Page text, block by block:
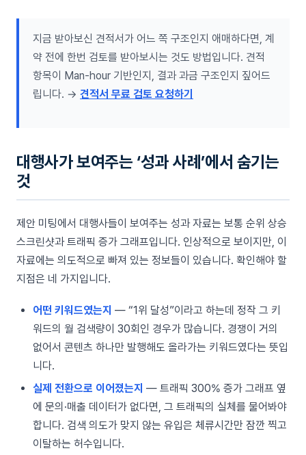
지금 받아보신 견적서가 어느 쪽 구조인지 애매하다면, 계
약 전에 한번 검토를 받아보시는 것도 방법입니다. 견적
항목이 Man-hour 기반인지, 결과 과금 구조인지 짚어드
립니다. → 견적서 무료 검토 요청하기
대행사가 보여주는 ‘성과 사례’에서 숨기는
것
제안 미팅에서 대행사들이 보여주는 성과 자료는 보통 순위 상승
스크린샷과 트래픽 증가 그래프입니다. 인상적으로 보이지만, 이
자료에는 의도적으로 빠져 있는 정보들이 있습니다. 확인해야 할
지점은 네 가지입니다.
어떤 키워드였는지 — “1위 달성”이라고 하는데 정작 그 키
워드의 월 검색량이 30회인 경우가 많습니다. 경쟁이 거의
없어서 콘텐츠 하나만 발행해도 올라가는 키워드였다는 뜻입
니다.
실제 전환으로 이어졌는지 — 트래픽 300% 증가 그래프 옆
에 문의·매출 데이터가 없다면, 그 트래픽의 실체를 물어봐야
합니다. 검색 의도가 맞지 않는 유입은 체류시간만 잠깐 찍고
이탈하는 허수입니다.